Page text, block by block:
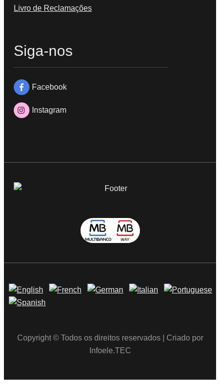
Livro de Reclamações
Siga-nos
Facebook
Instagram
Copyright © Todos os direitos reservados | Criado por
Infoele.TEC